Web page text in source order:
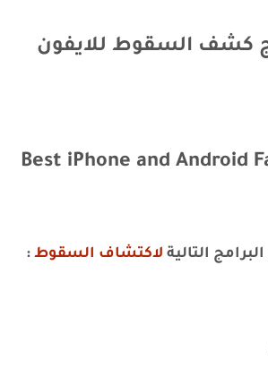
كشف السقوط للايفون
Best iPhone and Android
التالية لاكتشاف السقوط :